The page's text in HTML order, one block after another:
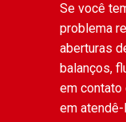
Se você
problema
aberturas
balanços,
em
em atendê-